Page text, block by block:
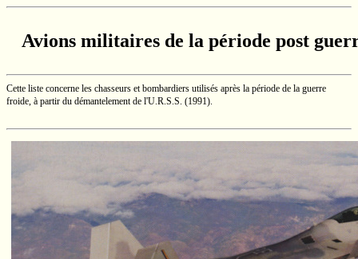
Avions militaires de la période post
Cette liste concerne les chasseurs et bombardiers utilisés après la période de la guerre
froide, à partir du démantelement de l'U.R.S.S. (1991).